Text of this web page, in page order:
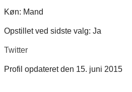
Køn: Mand
Opstillet ved sidste valg: Ja
Twitter
Profil opdateret den 15. juni 2015